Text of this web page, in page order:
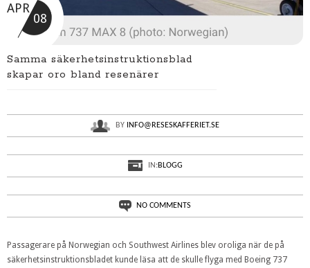
APR
08
Samma säkerhetsinstruktionsblad
skapar oro bland resenärer
BY INFO@RESESKAFFERIET.SE
IN:BLOGG
NO COMMENTS
Passagerare på Norwegian och Southwest Airlines blev oroliga när de på
säkerhetsinstruktionsbladet kunde läsa att de skulle flyga med Boeing 737